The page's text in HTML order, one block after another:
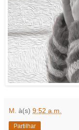
M. à(s) 9:52 a.m.
Partilhar